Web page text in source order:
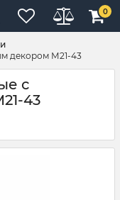
0
декором М21-43
с
43